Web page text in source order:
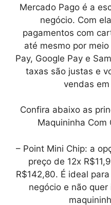
Mercado Pago é a
negócio. Com
pagamentos com
até mesmo por
Pay, Google Pay e
taxas são justas e
vendas
Confira abaixo as
Maquininha Com
– Point Mini Chip: a
preço de 12x
R$142,80. É ideal
negócio e não